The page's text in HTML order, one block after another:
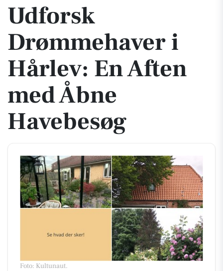
Udforsk
Drømmehaver i
Hårlev: En Aften
med Åbne
Havebesøg
Foto: Kultunaut.